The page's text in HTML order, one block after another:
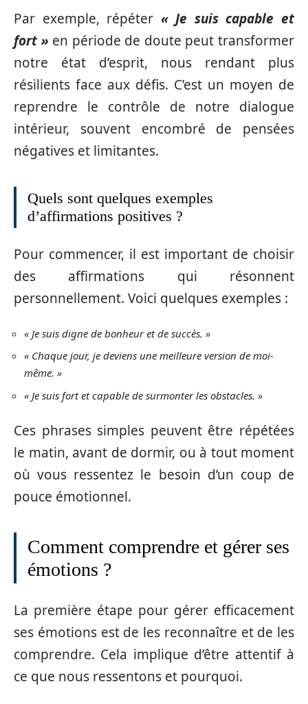
Par exemple, répéter « Je suis capable et
fort » en période de doute peut transformer
notre état d’esprit, nous rendant plus
résilients face aux défis. C’est un moyen de
reprendre le contrôle de notre dialogue
intérieur, souvent encombré de pensées
négatives et limitantes.
Quels sont quelques exemples
d’affirmations positives ?
Pour commencer, il est important de choisir
des affirmations qui résonnent
personnellement. Voici quelques exemples :
« Je suis digne de bonheur et de succès. »
« Chaque jour, je deviens une meilleure version de moi-
même. »
« Je suis fort et capable de surmonter les obstacles. »
Ces phrases simples peuvent être répétées
le matin, avant de dormir, ou à tout moment
où vous ressentez le besoin d’un coup de
pouce émotionnel.
Comment comprendre et gérer ses
émotions ?
La première étape pour gérer efficacement
ses émotions est de les reconnaître et de les
comprendre. Cela implique d’être attentif à
ce que nous ressentons et pourquoi.